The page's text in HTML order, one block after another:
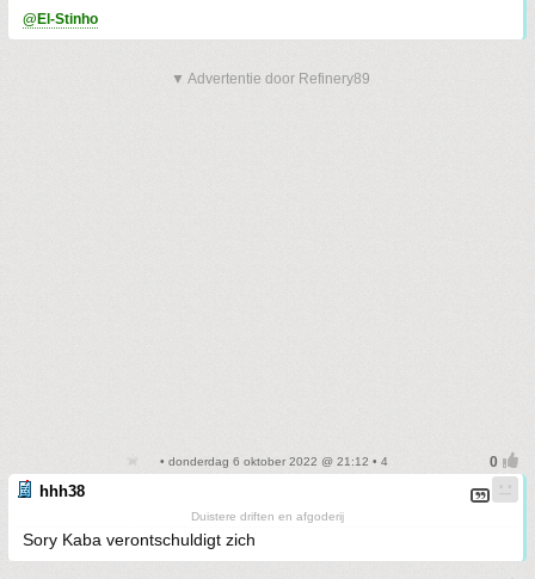
@El-Stinho
▼ Advertentie door Refinery89
• donderdag 6 oktober 2022 @ 21:12 • 4
hhh38
Duistere driften en afgoderij
Sory Kaba verontschuldigt zich